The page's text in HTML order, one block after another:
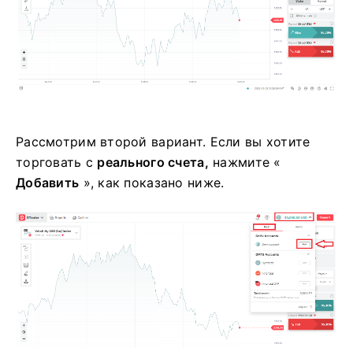
Рассмотрим второй вариант. Если вы хотите
торговать с реального счета, нажмите «
Добавить », как показано ниже.